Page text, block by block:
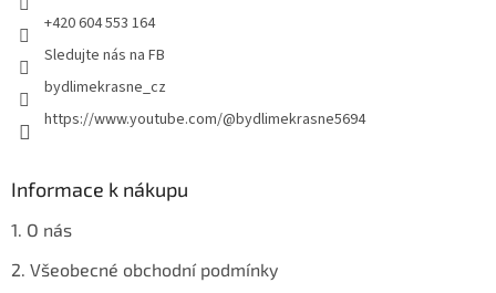
+420 604 553 164
Sledujte nás na FB
bydlimekrasne_cz
https://www.youtube.com/@bydlimekrasne5694
Informace k nákupu
1. O nás
2. Všeobecné obchodní podmínky